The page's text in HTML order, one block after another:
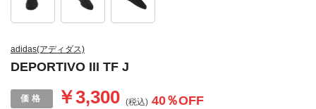
adidas(アディダス)
DEPORTIVO III TF J
￥3,300 (税込) 40％OFF